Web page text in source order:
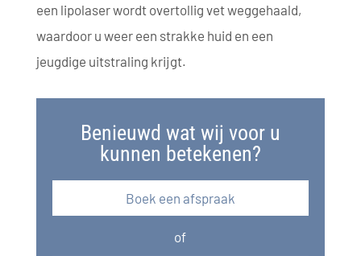
een lipolaser wordt overtollig vet weggehaald,
waardoor u weer een strakke huid en een
jeugdige uitstraling krijgt.
Benieuwd wat wij voor u
kunnen betekenen?
Boek een afspraak
of